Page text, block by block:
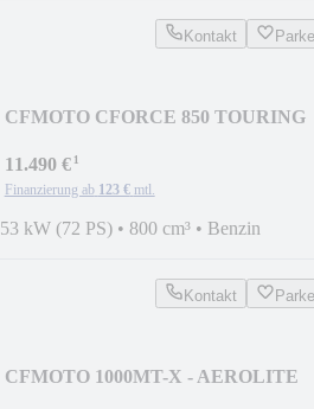
Kontakt
CFMOTO CFORCE 850 TOURING
QUAD
11.490 €¹
Finanzierung ab 123 € mtl.
53 kW (72 PS) • 800 cm³ • Benzin
Kontakt
CFMOTO 1000MT-X - AEROLITE